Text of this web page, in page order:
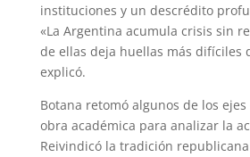
instituciones y un descrédito
«La Argentina acumula crisis sin
de ellas deja huellas más difíciles
explicó.
Botana retomó algunos de los
obra académica para analizar la
Reivindicó la tradición